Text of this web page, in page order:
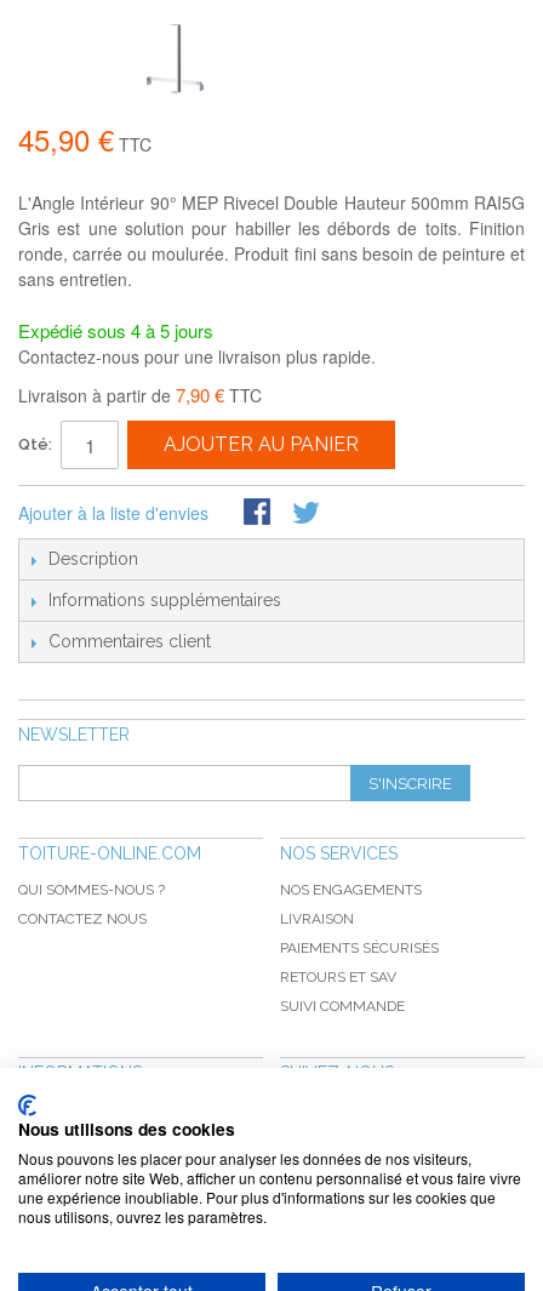
45,90 € TTC
L'Angle Intérieur 90° MEP Rivecel Double Hauteur 500mm RAI5G
Gris est une solution pour habiller les débords de toits. Finition
ronde, carrée ou moulurée. Produit fini sans besoin de peinture et
sans entretien.
Expédié sous 4 à 5 jours
Contactez-nous pour une livraison plus rapide.
Livraison à partir de 7,90 € TTC
Qté: AJOUTER AU PANIER
Ajouter à la liste d'envies
Description
Informations supplémentaires
Commentaires client
NEWSLETTER
S'INSCRIRE
TOITURE-ONLINE.COM
QUI SOMMES-NOUS ?
CONTACTEZ NOUS
NOS SERVICES
NOS ENGAGEMENTS
LIVRAISON
PAIEMENTS SÉCURISÉS
RETOURS ET SAV
SUIVI COMMANDE
INFORMATIONS
NOUVEAUTÉS
PROMOTIONS
CGV
CONFIDENTIALITÉ
MENTIONS LÉGALES
SUIVEZ-NOUS
NOTRE BLOG
Nous utilisons des cookies
Nous pouvons les placer pour analyser les données de nos visiteurs,
améliorer notre site Web, afficher un contenu personnalisé et vous faire vivre
une expérience inoubliable. Pour plus d'informations sur les cookies que
nous utilisons, ouvrez les paramètres.